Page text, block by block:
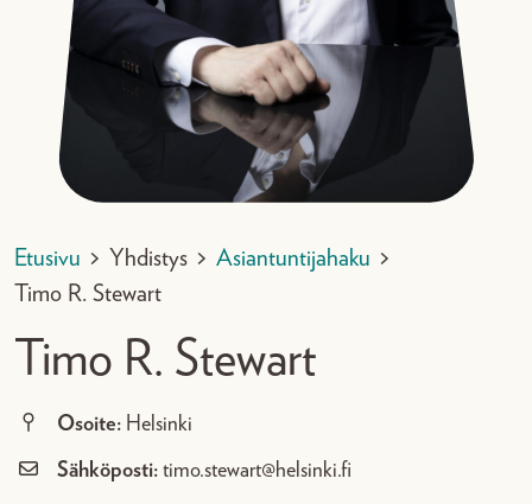
Etusivu > Yhdistys > Asiantuntijahaku >
Timo R. Stewart
Timo R. Stewart
Osoite: Helsinki
Sähköposti: timo.stewart@helsinki.fi